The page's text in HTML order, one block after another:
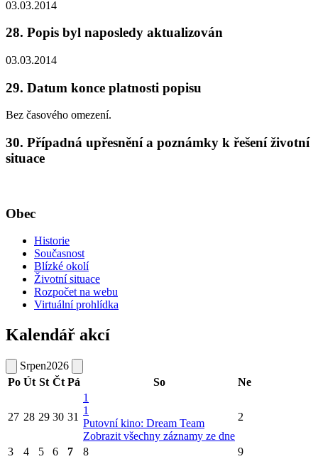
03.03.2014
28. Popis byl naposledy aktualizován
03.03.2014
29. Datum konce platnosti popisu
Bez časového omezení.
30. Případná upřesnění a poznámky k řešení životní
situace
Obec
Historie
Současnost
Blízké okolí
Životní situace
Rozpočet na webu
Virtuální prohlídka
Kalendář akcí
Srpen2026
Po Út St Čt Pá So Ne
27 28 29 30 31
1
1
Putovní kino: Dream Team
Zobrazit všechny záznamy ze dne
2
3 4 5 6 7 8
9